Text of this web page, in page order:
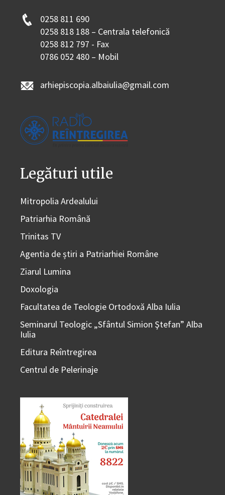
0258 811 690
0258 818 188 – Centrala telefonică
0258 812 797 - Fax
0786 052 480 – Mobil
arhiepiscopia.albaiulia@gmail.com
Legături utile
Mitropolia Ardealului
Patriarhia Română
Trinitas TV
Agentia de știri a Patriarhiei Române
Ziarul Lumina
Doxologia
Facultatea de Teologie Ortodoxă Alba Iulia
Seminarul Teologic „Sfântul Simion Ştefan” Alba
Iulia
Editura Reîntregirea
Centrul de Pelerinaje